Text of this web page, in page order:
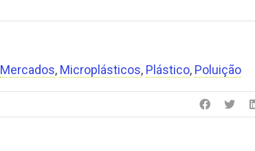
Mercados, Microplásticos, Plástico, Poluição